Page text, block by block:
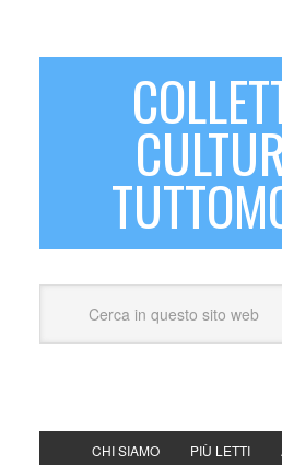
CHI SIAMO PIÙ LETTI